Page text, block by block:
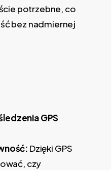
potrzebne, co
bez nadmiernej
GPS
Dzięki GPS
czy